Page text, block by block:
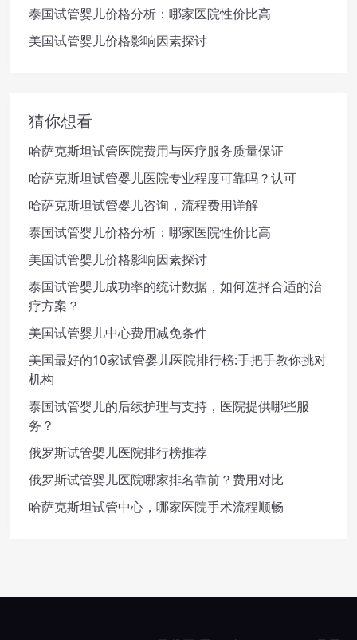
泰国试管婴儿价格分析：哪家医院性价比高
美国试管婴儿价格影响因素探讨
猜你想看
哈萨克斯坦试管医院费用与医疗服务质量保证
哈萨克斯坦试管婴儿医院专业程度可靠吗？认可
哈萨克斯坦试管婴儿咨询，流程费用详解
泰国试管婴儿价格分析：哪家医院性价比高
美国试管婴儿价格影响因素探讨
泰国试管婴儿成功率的统计数据，如何选择合适的治
疗方案？
美国试管婴儿中心费用减免条件
美国最好的10家试管婴儿医院排行榜:手把手教你挑对
机构
泰国试管婴儿的后续护理与支持，医院提供哪些服
务？
俄罗斯试管婴儿医院排行榜推荐
俄罗斯试管婴儿医院哪家排名靠前？费用对比
哈萨克斯坦试管中心，哪家医院手术流程顺畅